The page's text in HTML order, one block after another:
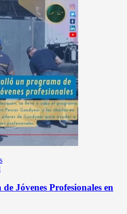
Jóvenes Profesionales en